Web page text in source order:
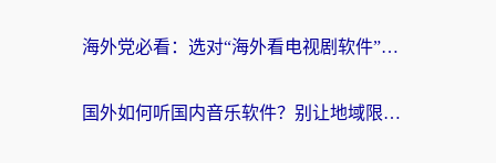
海外党必看：选对“海外看电视剧软件”，再也不用愁国内剧刷不了
国外如何听国内音乐软件？别让地域限制，断了你的中文歌单